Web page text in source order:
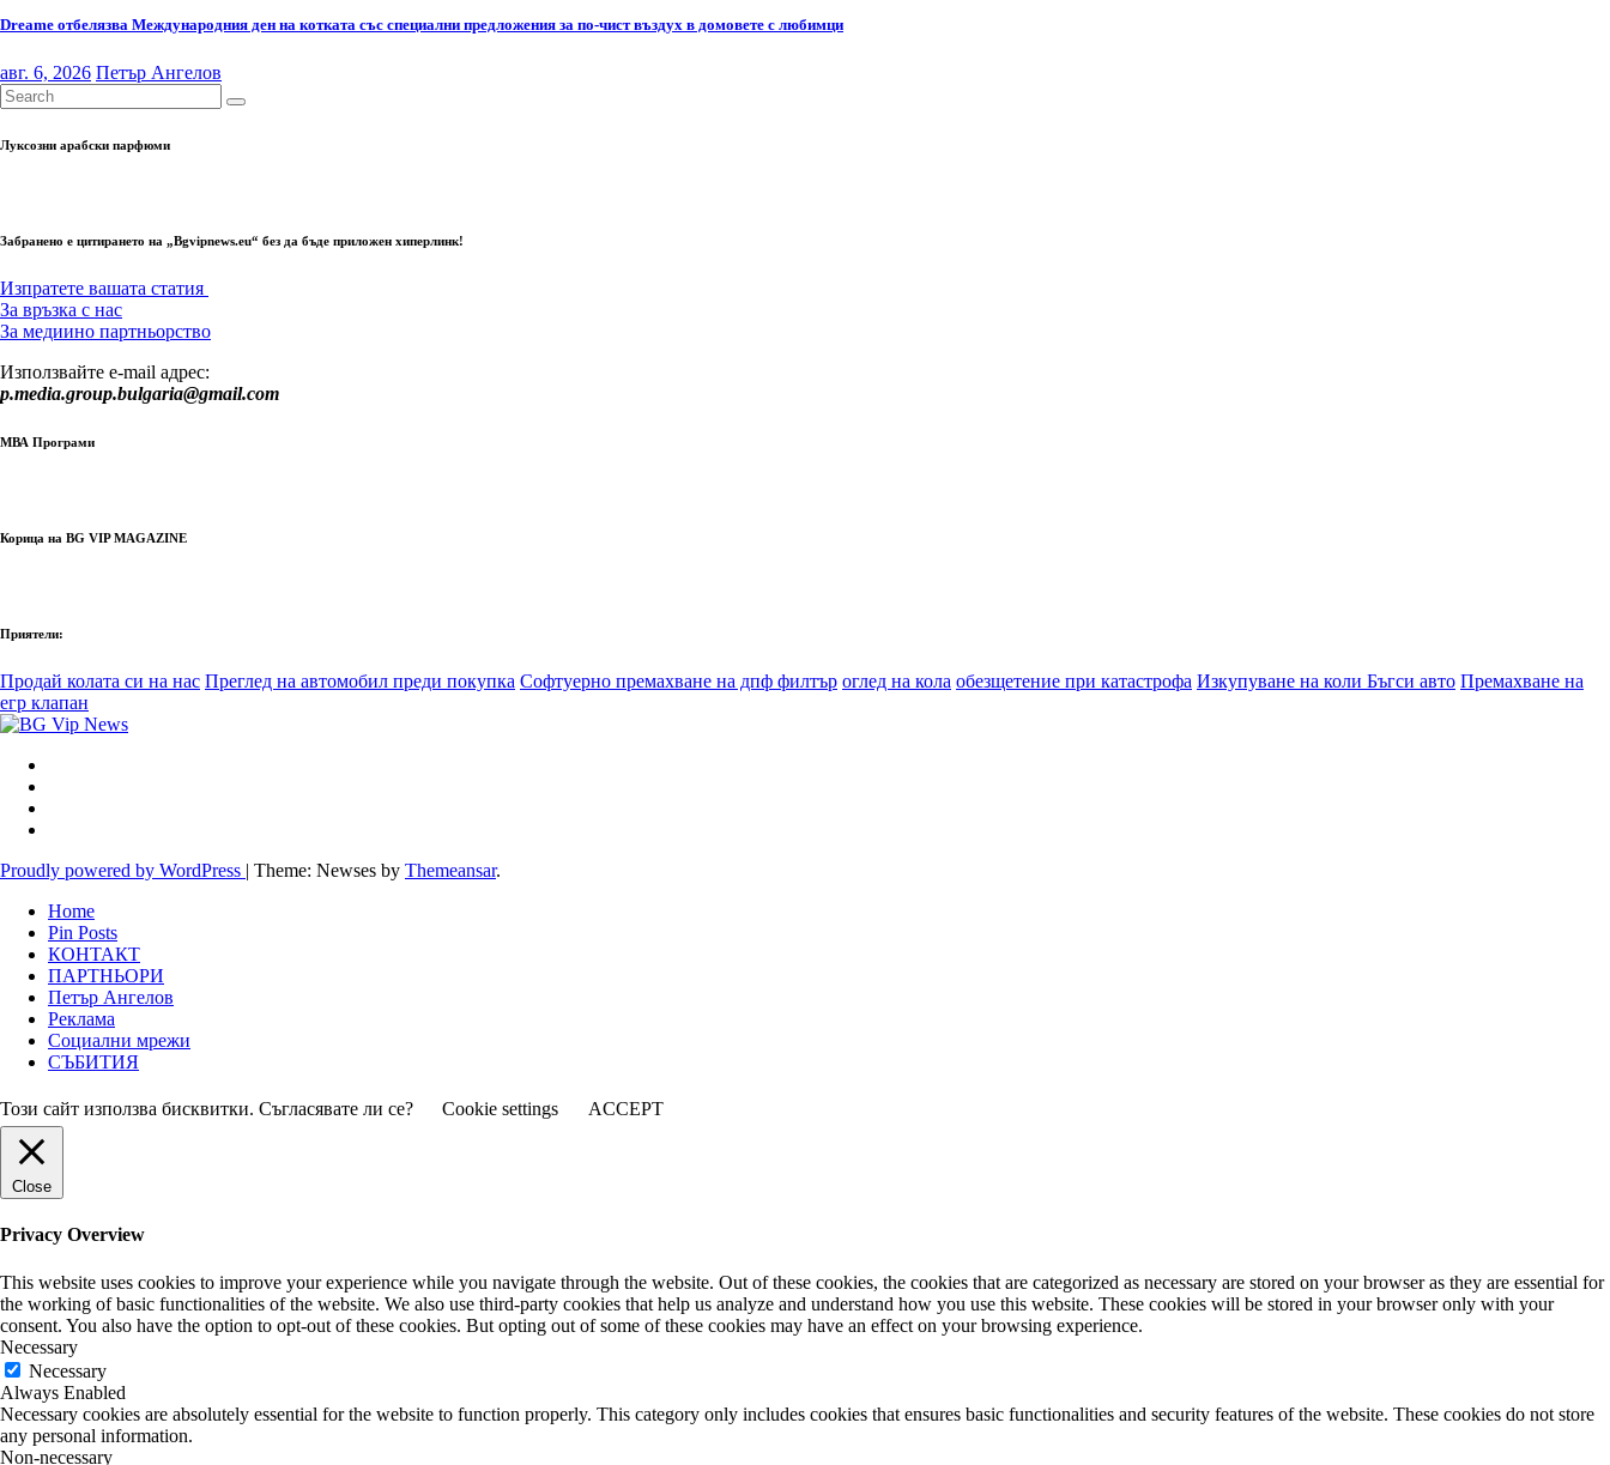
Dreame отбелязва Международния ден на котката със специални предложения за по-чист въздух в домовете с любимци
авг. 6, 2026 Петър Ангелов
Луксозни арабски парфюми
Забранено е цитирането на „Bgvipnews.eu“ без да бъде приложен хиперлинк!
Изпратете вашата статия
За връзка с нас
За медиино партньорство
Използвайте e-mail адрес:
p.media.group.bulgaria@gmail.com
МВА Програми
Корица на BG VIP MAGAZINE
Приятели:
Продай колата си на нас Преглед на автомобил преди покупка Софтуерно премахване на дпф филтър оглед на кола обезщетение при катастрофа Изкупуване на коли Бъгси авто Премахване на
егр клапан
Proudly powered by WordPress | Theme: Newses by Themeansar.
Home
Pin Posts
КОНТАКТ
ПАРТНЬОРИ
Петър Ангелов
Реклама
Социални мрежи
СЪБИТИЯ
Този сайт използва бисквитки. Съгласявате ли се? Cookie settings ACCEPT
Close
Privacy Overview
This website uses cookies to improve your experience while you navigate through the website. Out of these cookies, the cookies that are categorized as necessary are stored on your browser as they are essential for
the working of basic functionalities of the website. We also use third-party cookies that help us analyze and understand how you use this website. These cookies will be stored in your browser only with your
consent. You also have the option to opt-out of these cookies. But opting out of some of these cookies may have an effect on your browsing experience.
Necessary
Necessary
Always Enabled
Necessary cookies are absolutely essential for the website to function properly. This category only includes cookies that ensures basic functionalities and security features of the website. These cookies do not store
any personal information.
Non-necessary